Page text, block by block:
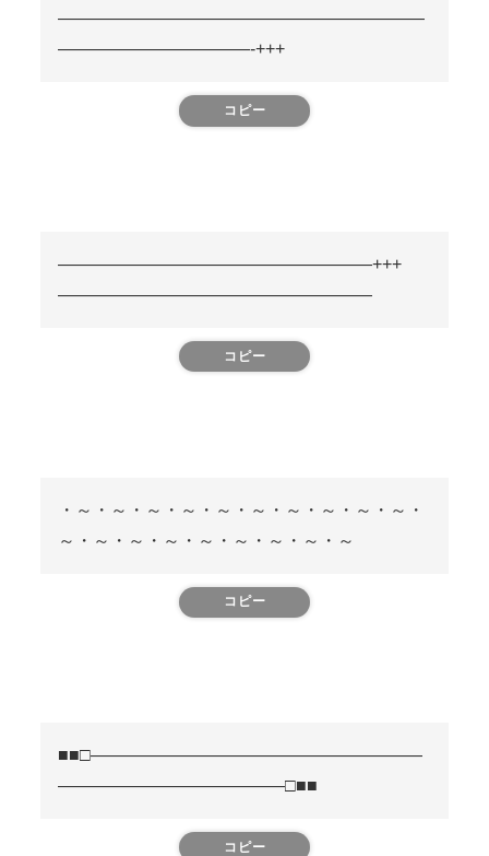
—————————————————————
———————————-+++
コピー
——————————————————+++
——————————————————
コピー
・～・～・～・～・～・～・～・～・～・～・
～・～・～・～・～・～・～・～・～
コピー
■■□―――――――――――――――――――
―――――――――――――□■■
コピー